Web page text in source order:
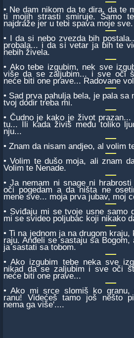
• Ne dam nikom da te dira, da te
ti mojih strasti smiruje. Samo
najdraže jer u tebi spava moje sve.
• I da si nebo zvezda bih
probala... i da si vetar ja bih te
nebih živela.
• Ako tebe izgubim, nek sve
više da se zaljubim... i sve oči
neće biti one prave... Radovane
• Sad prva pahulja bela, je pala sa
tvoj dodir treba mi.
• Čudno je kako je život
tu... Ili kada živiš među toliko
nju...
• Znam da nisam andjeo, al volim
• Volim te dušo moja, ali znam
Volim te Nenade.
• Ja nemam ni snage ni
oči pogedam a da ništa ne
mene sve... moja prva jubav, moj
• Sviđaju mi se tvoje usne samo
mi se svideo poljubac koji nikako
• Ti na jednom ja na drugom
raju. Anđeli se sastaju sa
ja sastati sa tobom.
• Ako izgubim tebe neka sve
nikad da se zaljubim i sve oči
neće biti one prave...
• Ako mi srce slomiš ko granu,
ranu! Videćeš tamo još nešto
nema ga više'....